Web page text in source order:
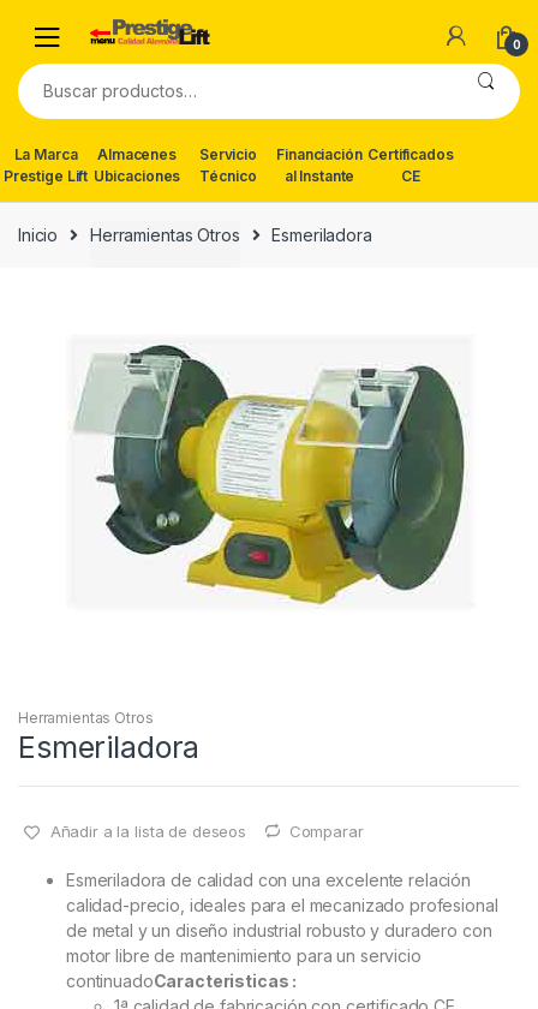
navigation
content
0
Buscar
por:
La Marca
Prestige Lift
Almacenes
Ubicaciones
Servicio
Técnico
Financiación
al Instante
Certificados
CE
Inicio Herramientas Otros Esmeriladora
Herramientas Otros
Esmeriladora
Añadir a la lista de deseos Comparar
Esmeriladora de calidad con una excelente relación
calidad-precio, ideales para el mecanizado profesional
de metal y un diseño industrial robusto y duradero con
motor libre de mantenimiento para un servicio
continuadoCaracteristicas :